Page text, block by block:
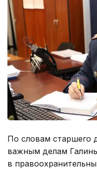
По словам старшего
важным делам
в